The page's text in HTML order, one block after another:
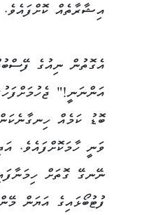
އިޝާރާތެއް ކޮށްފައެވެ.
އެގޮތުން ނިއުގެ
އަންނަނީ!"
ބޮޑު ކަމެއް
ވަނީ ހާމަކޮށްފައެވެ.
ނޭނގޭ ގޮތަށް
ފުޓުބޯޅައިގެ އަޔަން